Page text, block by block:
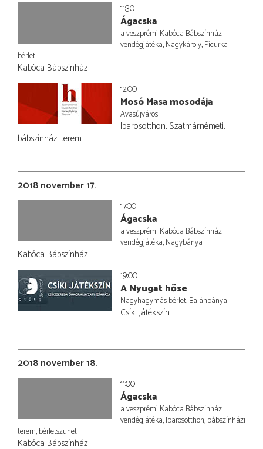
11:30
Ágacska
a veszprémi Kabóca Bábszínház
vendégjátéka, Nagykároly, Picurka
bérlet
Kabóca Bábszínház
12:00
Mosó Masa mosodája
Avasújváros
Iparosotthon, Szatmárnémeti,
bábszínházi terem
2018 november 17.
17:00
Ágacska
a veszprémi Kabóca Bábszínház
vendégjátéka, Nagybánya
Kabóca Bábszínház
19:00
A Nyugat hőse
Nagyhagymás bérlet, Balánbánya
Csíki Játékszín
2018 november 18.
11:00
Ágacska
a veszprémi Kabóca Bábszínház
vendégjátéka, Iparosotthon, bábszínházi
terem, bérletszünet
Kabóca Bábszínház